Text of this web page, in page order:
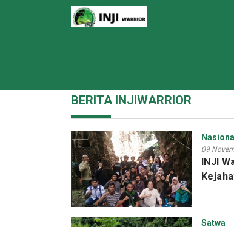
BERITA INJIWARRIOR
Nasional
09
INJI
Satwa